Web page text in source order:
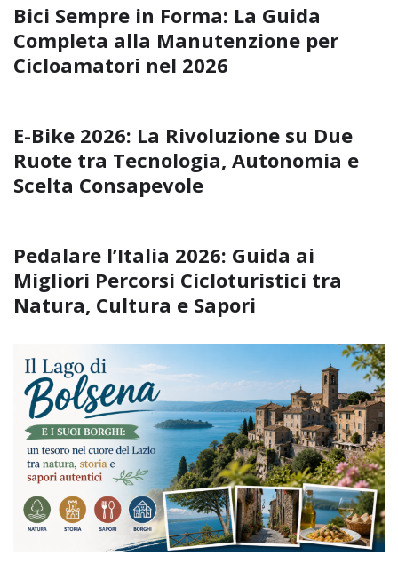
Bici Sempre in Forma: La Guida
Completa alla Manutenzione per
Cicloamatori nel 2026
E-Bike 2026: La Rivoluzione su Due
Ruote tra Tecnologia, Autonomia e
Scelta Consapevole
Pedalare l’Italia 2026: Guida ai
Migliori Percorsi Cicloturistici tra
Natura, Cultura e Sapori